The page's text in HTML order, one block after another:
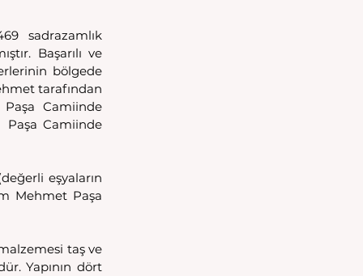
sadrazamlık
Başarılı ve
bölgede
tarafından
Camiinde
Camiinde
eşyaların
Mehmet Paşa
taş ve
Yapının dört